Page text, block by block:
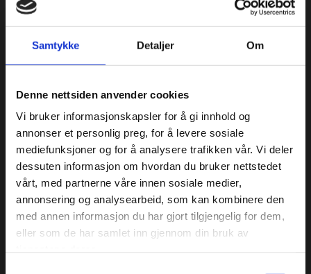
Samtykke Detaljer Om
Denne nettsiden anvender cookies
Vi bruker informasjonskapsler for å gi innhold og
annonser et personlig preg, for å levere sosiale
mediefunksjoner og for å analysere trafikken vår. Vi deler
dessuten informasjon om hvordan du bruker nettstedet
vårt, med partnerne våre innen sosiale medier,
annonsering og analysearbeid, som kan kombinere den
med annen informasjon du har gjort tilgjengelig for dem,
eller som de har samlet inn gjennom din bruk av
2020 MG ZS EV Luxury
utgave(SOLGT)